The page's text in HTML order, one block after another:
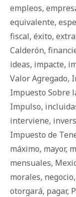
empleos,
equivalente,
fiscal, éxito,
Calderón,
ideas, impacte,
Valor Agregado,
Impuesto Sobre
Impulso,
interviene,
Impuesto de
máximo, mayor,
mensuales,
morales, negocio,
otorgará, pagar,